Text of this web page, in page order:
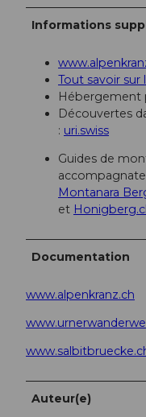
Informations
Tout savoir sur
Hébergement
Découvertes
: uri.swiss
Guides de
Montanara
et
Documentation
www.alpenkranz.ch
Auteur(e)